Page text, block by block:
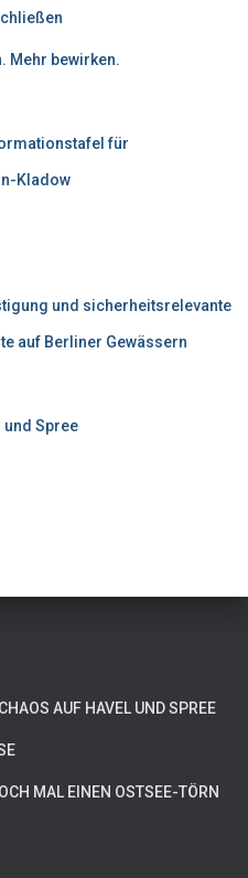
Mehr bewirken.
für
Kladow
und sicherheitsrelevante
auf Berliner Gewässern
und Spree
AUF HAVEL UND SPREE
MAL EINEN OSTSEE-TÖRN